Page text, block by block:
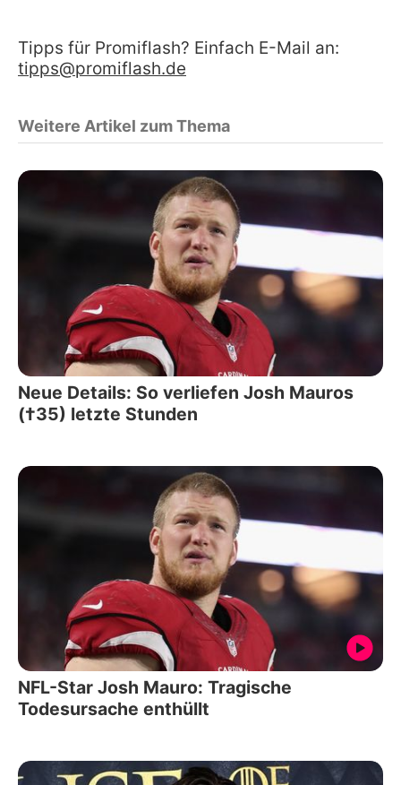
Tipps für Promiflash? Einfach E-Mail an:
tipps@promiflash.de
Weitere Artikel zum Thema
Neue Details: So verliefen Josh Mauros
(†35) letzte Stunden
NFL-Star Josh Mauro: Tragische
Todesursache enthüllt